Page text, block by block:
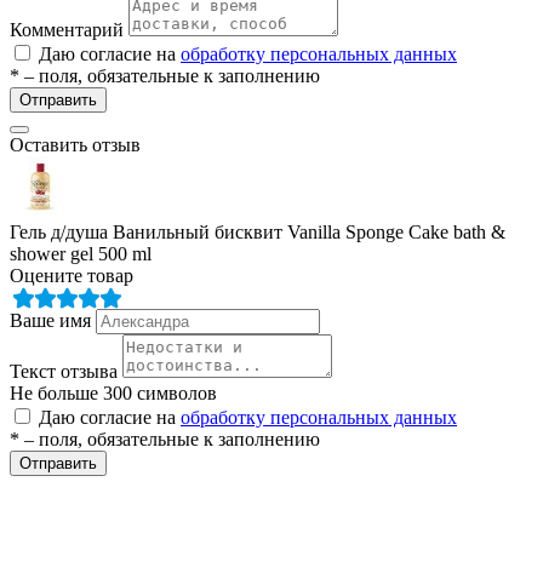
Комментарий
Даю согласие на обработку персональных данных
* – поля, обязательные к заполнению
Отправить
Оставить отзыв
Гель д/душа Ванильный бисквит Vanilla Sponge Cake bath &
shower gel 500 ml
Оцените товар
Ваше имя
Текст отзыва
Не больше 300 символов
Даю согласие на обработку персональных данных
* – поля, обязательные к заполнению
Отправить